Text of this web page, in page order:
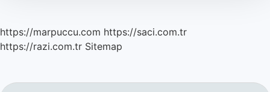
https://marpuccu.com https://saci.com.tr
https://razi.com.tr Sitemap